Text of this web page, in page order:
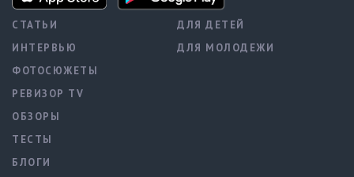
СТАТЬИ
ИНТЕРВЬЮ
ФОТОСЮЖЕТЫ
РЕВИЗОР TV
ОБЗОРЫ
ТЕСТЫ
БЛОГИ
ДЛЯ ДЕТЕЙ
ДЛЯ МОЛОДЕЖИ